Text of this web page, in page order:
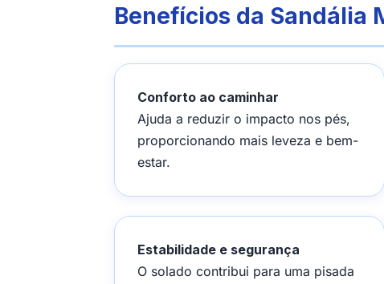
Benefícios da Sandália
Conforto ao caminhar
Ajuda a reduzir o impacto nos pés,
proporcionando mais leveza e bem-
estar.
Estabilidade e segurança
O solado contribui para uma pisada